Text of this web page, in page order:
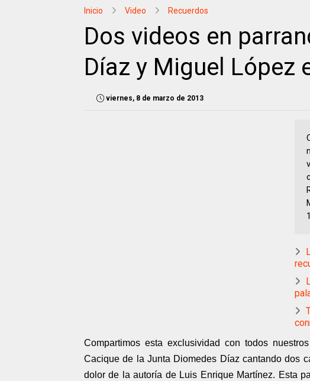
Inicio Video Recuerdos
Dos videos en
Díaz y Miguel López
viernes, 8 de marzo de 2013
Compartimos esta exclusividad con todos
Cacique de la Junta Diomedes Díaz cantando dos
dolor de la autoría de Luis Enrique Martínez. Esta